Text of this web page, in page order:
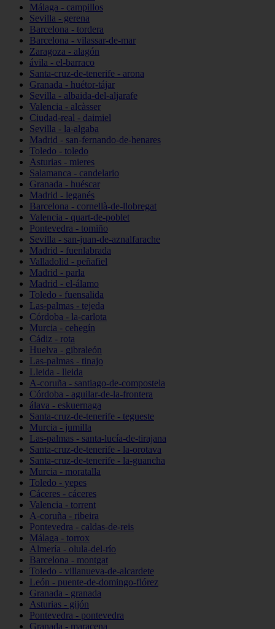
Málaga - campillos
Sevilla - gerena
Barcelona - tordera
Barcelona - vilassar-de-mar
Zaragoza - alagón
ávila - el-barraco
Santa-cruz-de-tenerife - arona
Granada - huétor-tájar
Sevilla - albaida-del-aljarafe
Valencia - alcàsser
Ciudad-real - daimiel
Sevilla - la-algaba
Madrid - san-fernando-de-henares
Toledo - toledo
Asturias - mieres
Salamanca - candelario
Granada - huéscar
Madrid - leganés
Barcelona - cornellà-de-llobregat
Valencia - quart-de-poblet
Pontevedra - tomiño
Sevilla - san-juan-de-aznalfarache
Madrid - fuenlabrada
Valladolid - peñafiel
Madrid - parla
Madrid - el-álamo
Toledo - fuensalida
Las-palmas - tejeda
Córdoba - la-carlota
Murcia - cehegín
Cádiz - rota
Huelva - gibraleón
Las-palmas - tinajo
Lleida - lleida
A-coruña - santiago-de-compostela
Córdoba - aguilar-de-la-frontera
álava - eskuernaga
Santa-cruz-de-tenerife - tegueste
Murcia - jumilla
Las-palmas - santa-lucía-de-tirajana
Santa-cruz-de-tenerife - la-orotava
Santa-cruz-de-tenerife - la-guancha
Murcia - moratalla
Toledo - yepes
Cáceres - cáceres
Valencia - torrent
A-coruña - ribeira
Pontevedra - caldas-de-reis
Málaga - torrox
Almería - olula-del-río
Barcelona - montgat
Toledo - villanueva-de-alcardete
León - puente-de-domingo-flórez
Granada - granada
Asturias - gijón
Pontevedra - pontevedra
Granada - maracena